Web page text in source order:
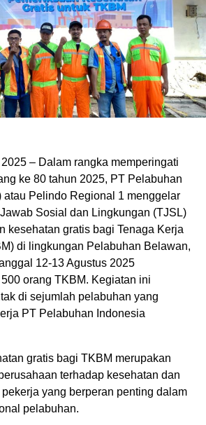
– Dalam rangka memperingati
ke 80 tahun 2025, PT Pelabuhan
atau Pelindo Regional 1 menggelar
Sosial dan Lingkungan (TJSL)
kesehatan gratis bagi Tenaga Kerja
di lingkungan Pelabuhan Belawan,
12-13 Agustus 2025
orang TKBM. Kegiatan ini
di sejumlah pelabuhan yang
PT Pelabuhan Indonesia
gratis bagi TKBM merupakan
terhadap kesehatan dan
yang berperan penting dalam
pelabuhan.